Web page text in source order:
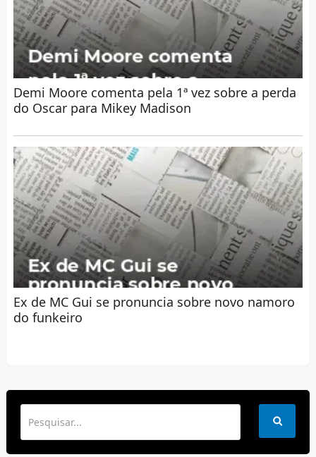
Demi Moore comenta pela 1ª vez sobre a perda
do Oscar para Mikey Madison
Ex de MC Gui se pronuncia sobre novo namoro
do funkeiro